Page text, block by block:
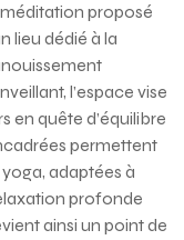
proposé
lieu dédié à la
l’espace vise
en quête d’équilibre
permettent
adaptées à
profonde
ainsi un point de